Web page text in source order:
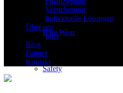
Bike Wear
Safety
Versicherung
Individuelle Lösungen
Über uns
Jobs
Blog
Partner
Kontakt